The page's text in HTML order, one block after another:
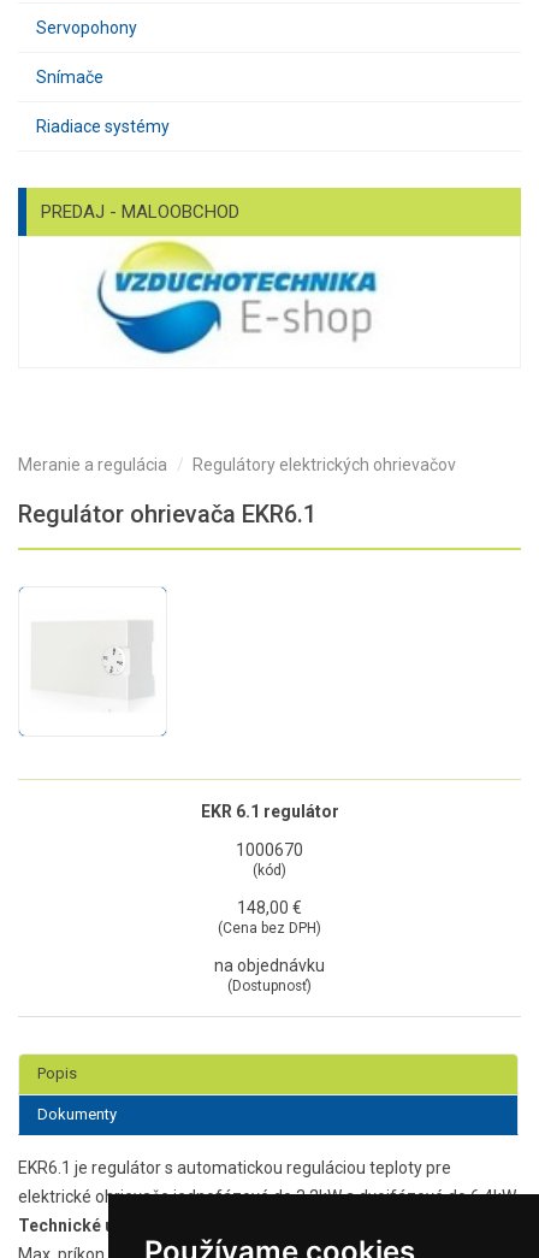
Servopohony
Snímače
Riadiace systémy
PREDAJ - MALOOBCHOD
Meranie a regulácia Regulátory elektrických ohrievačov
Regulátor ohrievača EKR6.1
EKR 6.1 regulátor
1000670
(kód)
148,00 €
(Cena bez DPH)
na objednávku
(Dostupnosť)
Popis
Dokumenty
EKR6.1 je regulátor s automatickou reguláciou teploty pre
elektrické ohrievače jednofázové do 3,2kW a dvojfázové do 6,4kW.
Technické údaje: